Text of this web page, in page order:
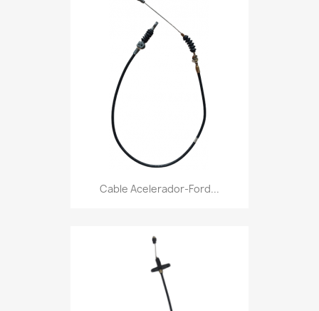
Cable Acelerador-Ford...